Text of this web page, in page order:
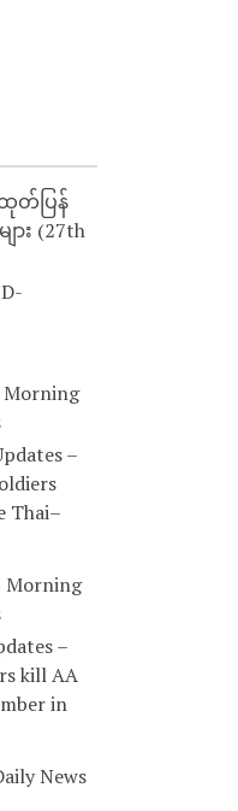
ထုတ်ပြန်
(27th
Morning
–
Thai–
Morning
–
kill AA
in
News